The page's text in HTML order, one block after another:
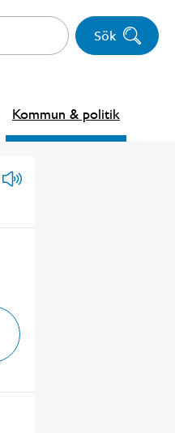
Sök
Kommun & politik